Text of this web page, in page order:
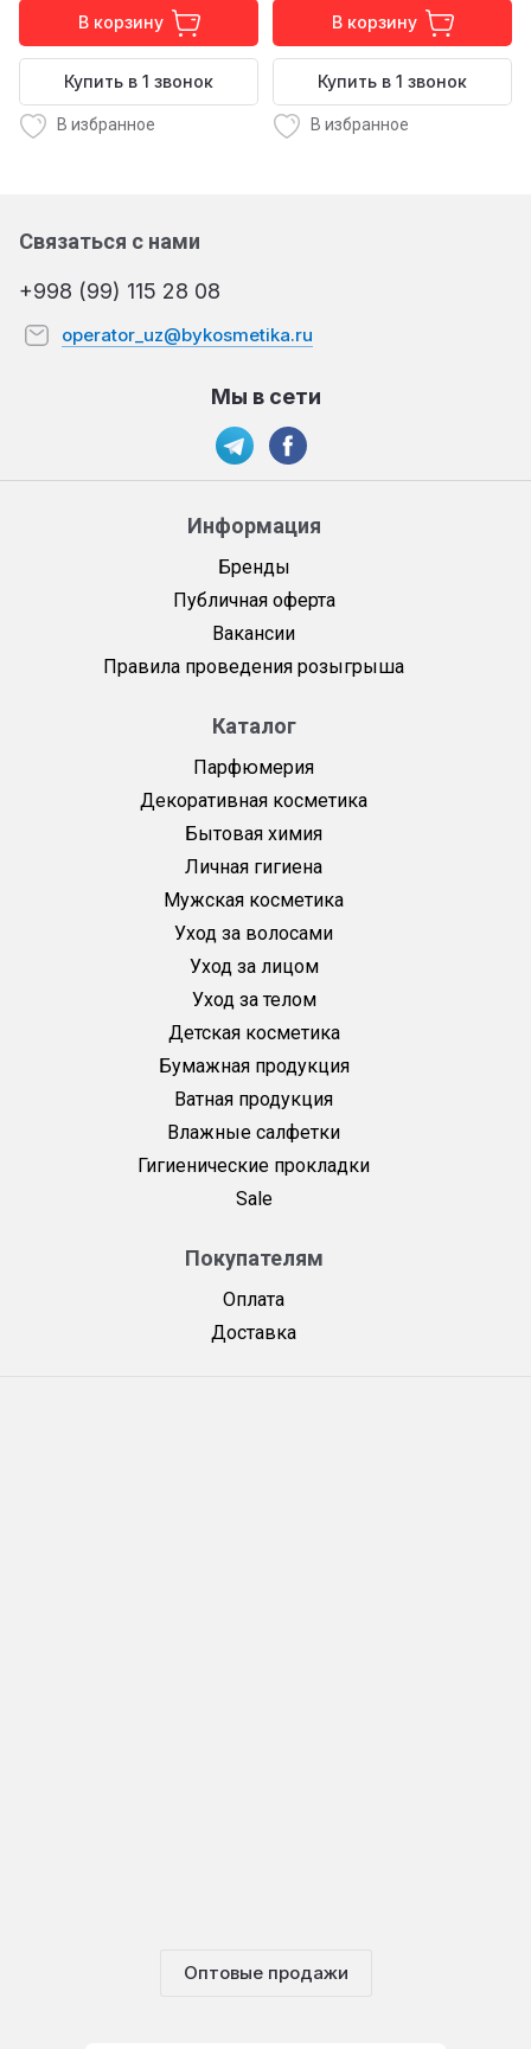
В корзину
Купить в 1 звонок
В избранное
В корзину
Купить в 1 звонок
В избранное
Информация
Бренды
Публичная оферта
Вакансии
Правила проведения розыгрыша
Каталог
Парфюмерия
Декоративная косметика
Бытовая химия
Личная гигиена
Мужская косметика
Уход за волосами
Уход за лицом
Уход за телом
Детская косметика
Бумажная продукция
Ватная продукция
Влажные салфетки
Гигиенические прокладки
Sale
Покупателям
Оплата
Доставка
Оптовые продажи
Связаться с нами
+998 (99) 115 28 08
operator_uz@bykosmetika.ru
Мы в сети